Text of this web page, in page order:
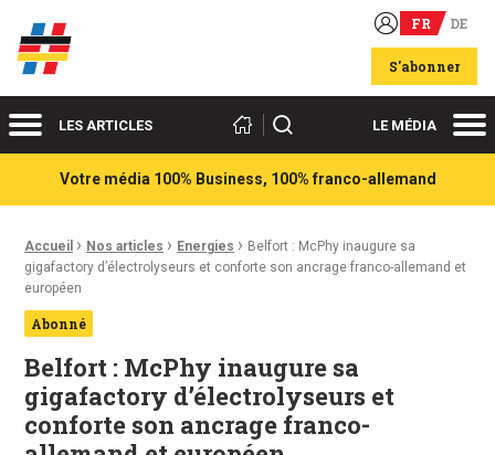
Acteurs du franco-allemand FR DE
S'abonner
MenuLES ARTICLES Rechercher LE MÉDIA
Votre média 100% Business, 100% franco-allemand
Fil d'Ariane :
Accueil › Nos articles › Energies › Belfort : McPhy inaugure sa
gigafactory d’électrolyseurs et conforte son ancrage franco-allemand et
européen
Abonné
Belfort : McPhy inaugure sa
gigafactory d’électrolyseurs et
conforte son ancrage franco-